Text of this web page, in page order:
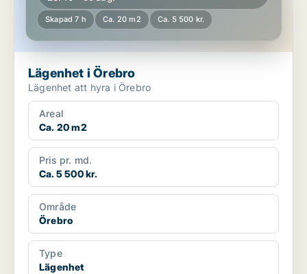
Skapad 7 h Ca. 20 m2 Ca. 5 500 kr.
Lägenhet i Örebro
Lägenhet att hyra i Örebro
Areal
Ca. 20 m2
Pris pr. md.
Ca. 5 500 kr.
Område
Örebro
Type
Lägenhet